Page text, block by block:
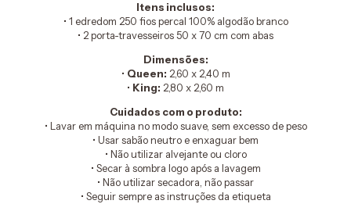
Itens inclusos:
• 1 edredom 250 fios percal 100% algodão branco
• 2 porta-travesseiros 50 x 70 cm com abas
Dimensões:
• Queen: 2,60 x 2,40 m
• King: 2,80 x 2,60 m
Cuidados com o produto:
• Lavar em máquina no modo suave, sem excesso de peso
• Usar sabão neutro e enxaguar bem
• Não utilizar alvejante ou cloro
• Secar à sombra logo após a lavagem
• Não utilizar secadora, não passar
• Seguir sempre as instruções da etiqueta